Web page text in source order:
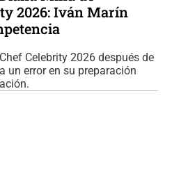
2026: Iván Marín
Celebrity 2026 después de
un error en su preparación